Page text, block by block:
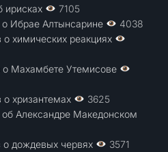
ирисках
7105
о Ибрае Алтынсарине
4038
о химических реакциях
о Махамбете Утемисове
о хризантемах
3625
об Александре Македонском
о дождевых червях
3571